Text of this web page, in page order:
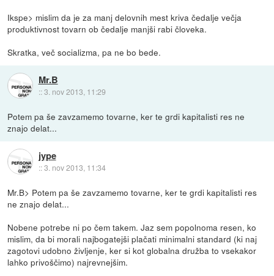
Ikspe> mislim da je za manj delovnih mest kriva čedalje večja
produktivnost tovarn ob čedalje manjši rabi človeka.
Skratka, več socializma, pa ne bo bede.
Mr.B
::3. nov 2013, 11:29
Potem pa še zavzamemo tovarne, ker te grdi kapitalisti res ne
znajo delat...
jype
::3. nov 2013, 11:34
Mr.B> Potem pa še zavzamemo tovarne, ker te grdi kapitalisti res
ne znajo delat...
Nobene potrebe ni po čem takem. Jaz sem popolnoma resen, ko
mislim, da bi morali najbogatejši plačati minimalni standard (ki naj
zagotovi udobno življenje, ker si kot globalna družba to vsekakor
lahko privoščimo) najrevnejšim.